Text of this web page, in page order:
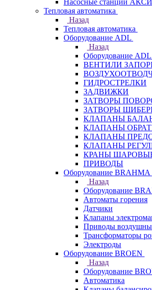
Насосные станции
Тепловая автоматика
Назад
Тепловая автоматика
Оборудование ADL
Назад
Оборудование ADL
ВЕНТИЛИ
ГИДРОСТРЕЛКИ
ЗАДВИЖКИ
ЗАТВОРЫ
ЗАТВОРЫ
КЛАПАНЫ
КЛАПАНЫ
КЛАПАНЫ
КЛАПАНЫ
КРАНЫ
ПРИВОДЫ
Оборудование BRAHMA
Назад
Оборудование
Автоматы горения
Датчики
Клапаны
Приводы
Трансформаторы
Электроды
Оборудование BROEN
Назад
Оборудование
Автоматика